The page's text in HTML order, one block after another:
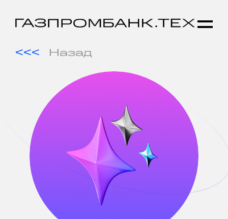
Назад